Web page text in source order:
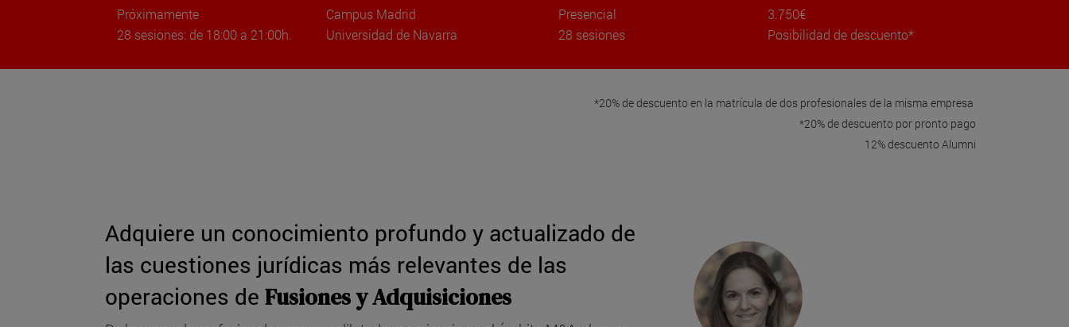
Próximamente
28 sesiones: de 18:00 a 21:00h.
Campus Madrid
Universidad de Navarra
Presencial
28 sesiones
3.750€
Posibilidad de descuento*
*20% de descuento en la matrícula de dos profesionales de la misma empresa
*20% de descuento por pronto pago
12% descuento Alumni
Adquiere un conocimiento profundo y actualizado de
las cuestiones jurídicas más relevantes de las
operaciones de Fusiones y Adquisiciones